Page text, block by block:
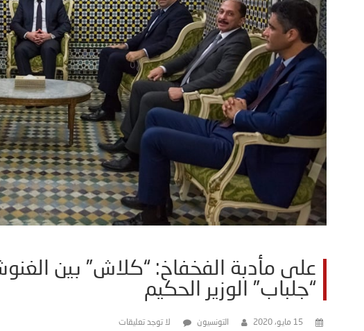
على مأدبة الفخفاخ: “كلاش” بين
“جلباب” الوزير الحكيم
15 مايو، 2020 التونسيون لا توجد تعليقات